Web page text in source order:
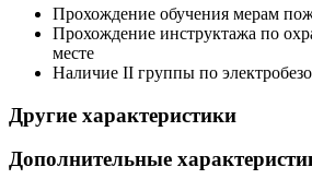
Прохождение обучения мерам
Прохождение инструктажа по
месте
Наличие II группы по
Другие характеристики
Дополнительные